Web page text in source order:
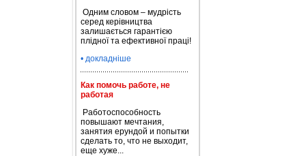
Одним словом – мудрість
серед керівництва
залишається гарантією
плідної та ефективної праці!
• докладніше
Как помочь работе, не
работая
Работоспособность
повышают мечтания,
занятия ерундой и попытки
сделать то, что не выходит,
еще хуже...